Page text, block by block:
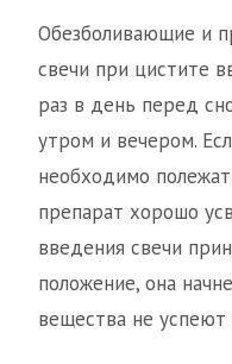
Обезболивающие и
свечи при цистите
раз в день перед
утром и вечером.
необходимо
препарат хорошо
введения свечи
положение, она
вещества не успеют